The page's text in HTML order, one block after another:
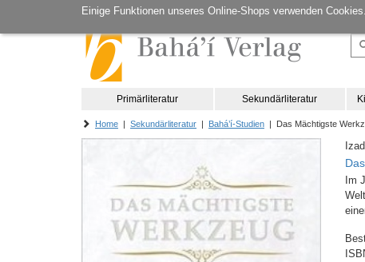
Einige Funktionen unseres Online-Shops verwenden
Primärliteratur Sekundärliteratur
Home | Sekundärliteratur | Bahá’í-Studien | Das Mächtigste
Im